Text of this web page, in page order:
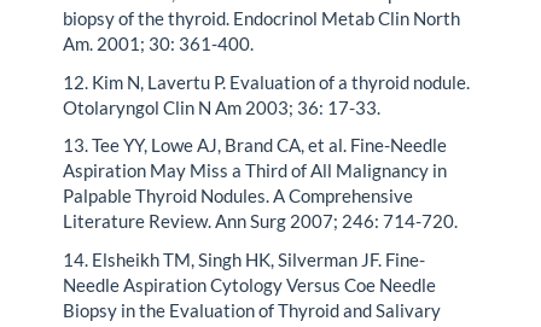
biopsy of the thyroid. Endocrinol Metab Clin North
Am. 2001; 30: 361-400.
12. Kim N, Lavertu P. Evaluation of a thyroid nodule.
Otolaryngol Clin N Am 2003; 36: 17-33.
13. Tee YY, Lowe AJ, Brand CA, et al. Fine-Needle
Aspiration May Miss a Third of All Malignancy in
Palpable Thyroid Nodules. A Comprehensive
Literature Review. Ann Surg 2007; 246: 714-720.
14. Elsheikh TM, Singh HK, Silverman JF. Fine-
Needle Aspiration Cytology Versus Coe Needle
Biopsy in the Evaluation of Thyroid and Salivary